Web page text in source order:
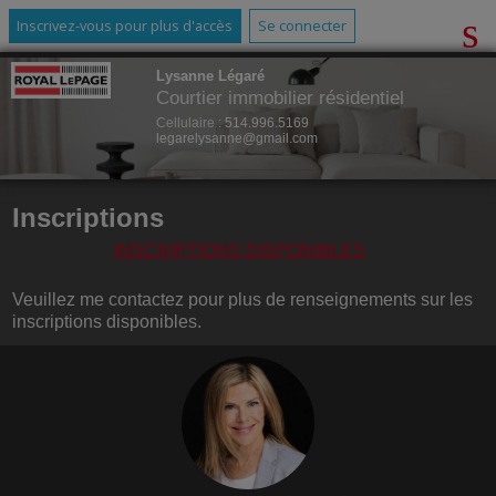
Inscrivez-vous pour plus d'accès Se connecter
Lysanne Légaré
Courtier immobilier résidentiel
Cellulaire : 514.996.5169
legarelysanne@gmail.com
Inscriptions
INSCRIPTIONS DISPONIBLES
Veuillez me contactez pour plus de renseignements sur les
inscriptions disponibles.